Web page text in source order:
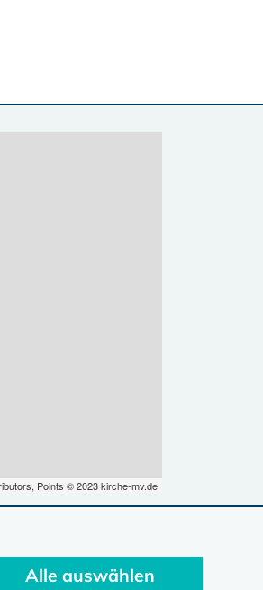
Points © 2023 kirche-mv.de
Alle auswählen